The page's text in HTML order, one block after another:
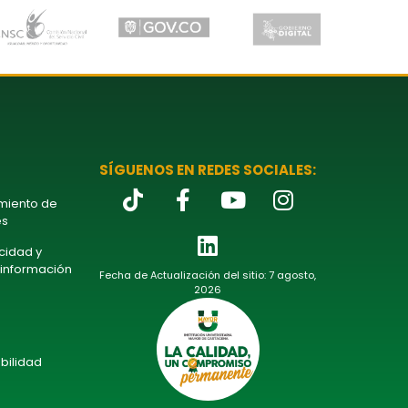
de
y
SÍGUENOS EN REDES SOCIALES:
Fecha de Actualización del sitio: 7 agosto,
2026